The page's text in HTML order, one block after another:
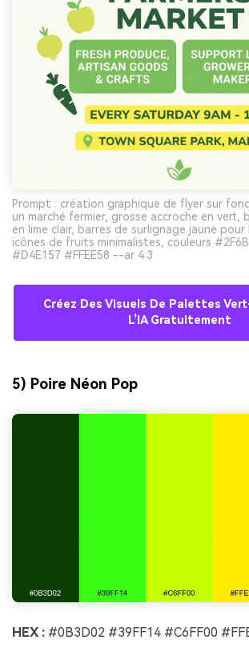
Prompt : création graphique de flyer sur
un marché fermier, grosse accroche en vert,
en lime clair, barres de surlignage jaune
icônes de fruits minimalistes, couleurs
#D4E157 #FFEE58 --ar 4:3
Créez Des Visuels De Palettes
L’IA Gratuitement
5) Poire Néon Pop
HEX : #0B3D02 #39FF14 #C6FF00